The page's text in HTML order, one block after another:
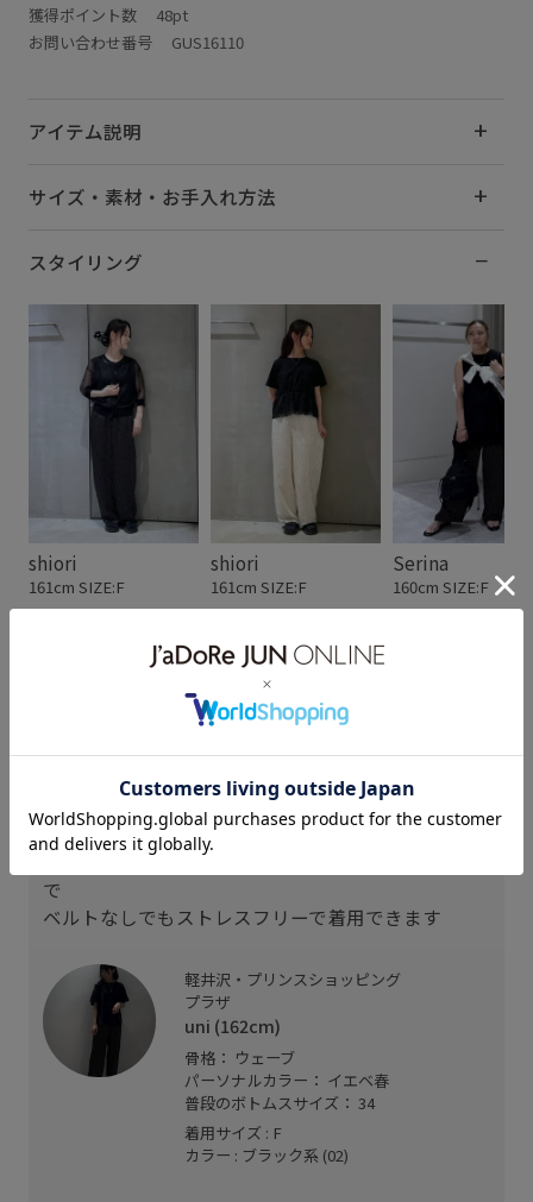
獲得ポイント数 48pt
お問い合わせ番号 GUS16110
アイテム説明
サイズ・素材・お手入れ方法
スタイリング
shiori
161cm SIZE:F
shiori
161cm SIZE:F
Serina
160cm SIZE:F
スタッフレビュー
光沢感のあるサラッとした触り心地の
小さいドット柄のパンツ
ウエストにはサイズ調整ができる紐が付いているの
で
ベルトなしでもストレスフリーで着用できます
軽井沢・プリンスショッピング
プラザ
uni (162cm)
骨格： ウェーブ
パーソナルカラー： イエベ春
普段のボトムスサイズ： 34
着用サイズ : F
カラー : ブラック系 (02)